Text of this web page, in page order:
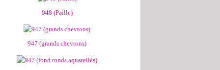
948 (Paille)
947 (grands chevrons)